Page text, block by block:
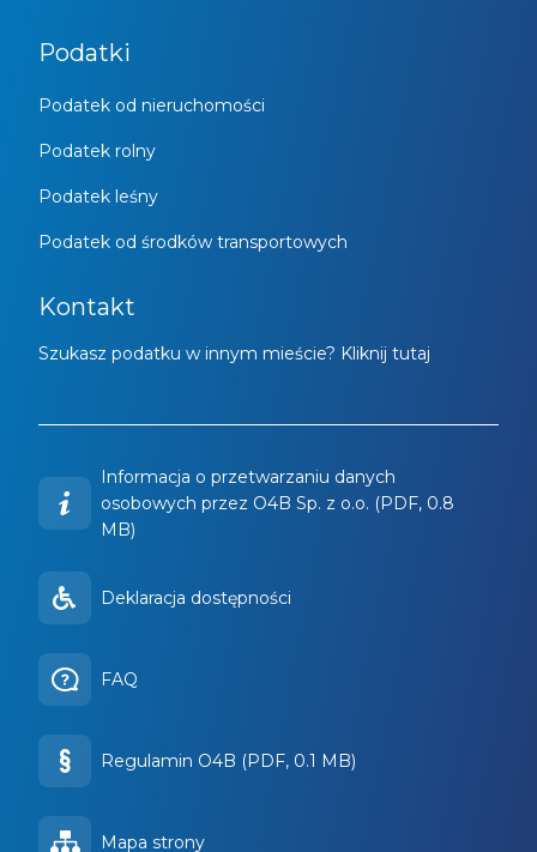
Podatki
Podatek od nieruchomości
Podatek rolny
Podatek leśny
Podatek od środków transportowych
Kontakt
Szukasz podatku w innym mieście? Kliknij tutaj
Informacja o przetwarzaniu danych
osobowych przez O4B Sp. z o.o. (PDF, 0.8
MB)
Deklaracja dostępności
FAQ
Regulamin O4B (PDF, 0.1 MB)
Mapa strony